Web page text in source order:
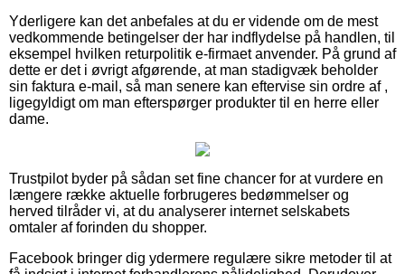
Yderligere kan det anbefales at du er vidende om de mest
vedkommende betingelser der har indflydelse på handlen, til
eksempel hvilken returpolitik e-firmaet anvender. På grund af
dette er det i øvrigt afgørende, at man stadigvæk beholder
sin faktura e-mail, så man senere kan eftervise sin ordre af ,
ligegyldigt om man efterspørger produkter til en herre eller
dame.
Trustpilot byder på sådan set fine chancer for at vurdere en
længere række aktuelle forbrugeres bedømmelser og
herved tilråder vi, at du analyserer internet selskabets
omtaler af forinden du shopper.
Facebook bringer dig ydermere regulære sikre metoder til at